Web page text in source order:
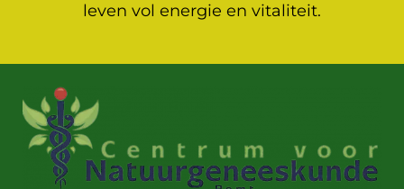
leven vol energie en vitaliteit.